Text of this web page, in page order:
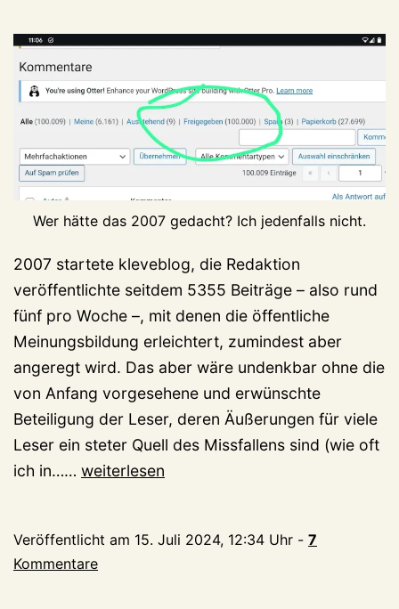
Wer hätte das 2007 gedacht? Ich jedenfalls nicht.
2007 startete kleveblog, die Redaktion
veröffentlichte seitdem 5355 Beiträge – also rund
fünf pro Woche –, mit denen die öffentliche
Meinungsbildung erleichtert, zumindest aber
angeregt wird. Das aber wäre undenkbar ohne die
von Anfang vorgesehene und erwünschte
Beteiligung der Leser, deren Äußerungen für viele
Leser ein steter Quell des Missfallens sind (wie oft
ich in…… kleveblog:
erreicht
weiterlesen
Veröffentlicht am 15. Juli 2024, 12:34 Uhr - 7
Kommentare